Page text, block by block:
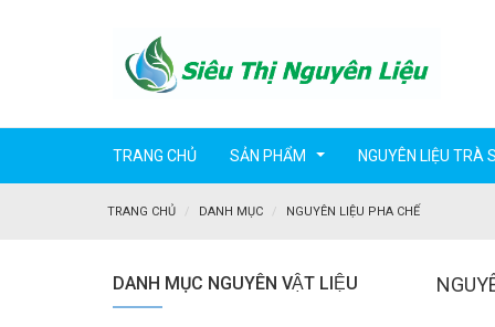
TRANG CHỦ SẢN PHẨM NGUYÊN LIỆU TRÀ
TRANG CHỦ DANH MỤC NGUYÊN LIỆU PHA CHẾ
DANH MỤC NGUYÊN VẬT LIỆU